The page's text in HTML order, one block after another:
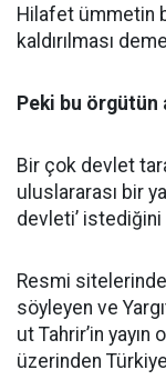
Hilafet ümmetin
kaldırılması
Peki bu örgütün
Bir çok devlet
uluslararası bir
devleti’
Resmi
söyleyen ve
ut Tahrir’in yayın
üzerinden